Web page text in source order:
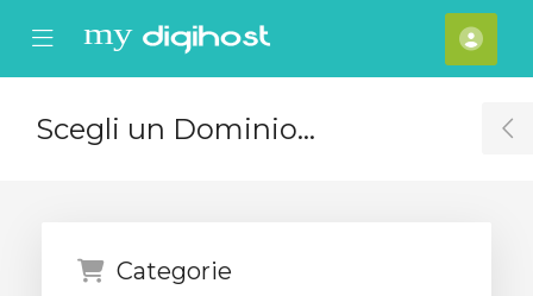
Mobile Menu
Mobile Menu
Scegli un Dominio...
Categorie